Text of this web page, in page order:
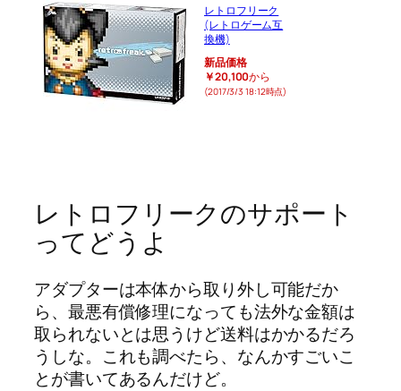
レトロフリーク
(レトロゲーム互
換機)
新品価格
￥20,100から
(2017/3/3 18:12時点)
レトロフリークのサポート
ってどうよ
アダプターは本体から取り外し可能だか
ら、最悪有償修理になっても法外な金額は
取られないとは思うけど送料はかかるだろ
うしな。これも調べたら、なんかすごいこ
とが書いてあるんだけど。